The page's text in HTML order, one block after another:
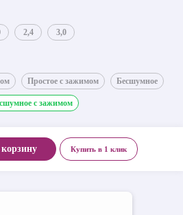
2,4 3,0
Простое с зажимом Бесшумное
с зажимом
Купить в 1 клик